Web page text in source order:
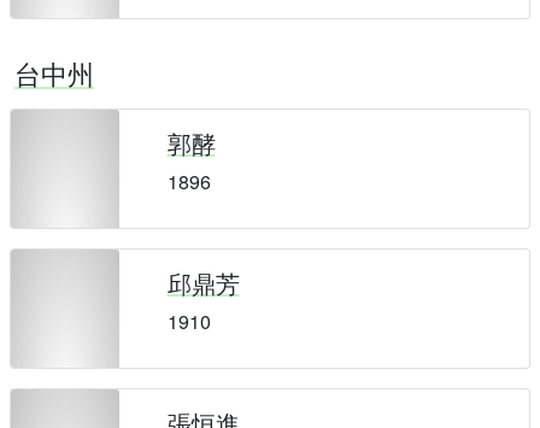
台中州
郭酵
1896
邱鼎芳
1910